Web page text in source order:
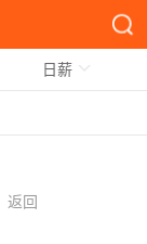
日薪
返回